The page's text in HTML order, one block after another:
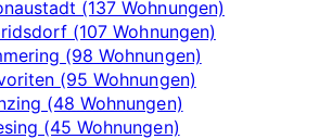
(137 Wohnungen)
(107 Wohnungen)
(98 Wohnungen)
(95 Wohnungen)
(48 Wohnungen)
(45 Wohnungen)